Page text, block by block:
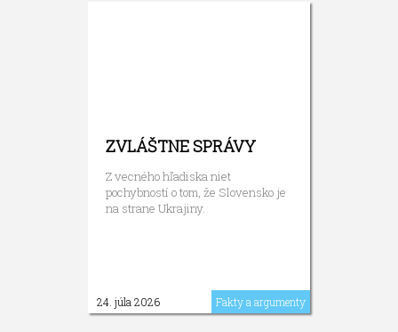
ZVLÁŠTNE SPRÁVY
Z vecného hľadiska niet
pochybností o tom, že Slovensko je
na strane Ukrajiny.
24. júla 2026 Fakty a argumenty